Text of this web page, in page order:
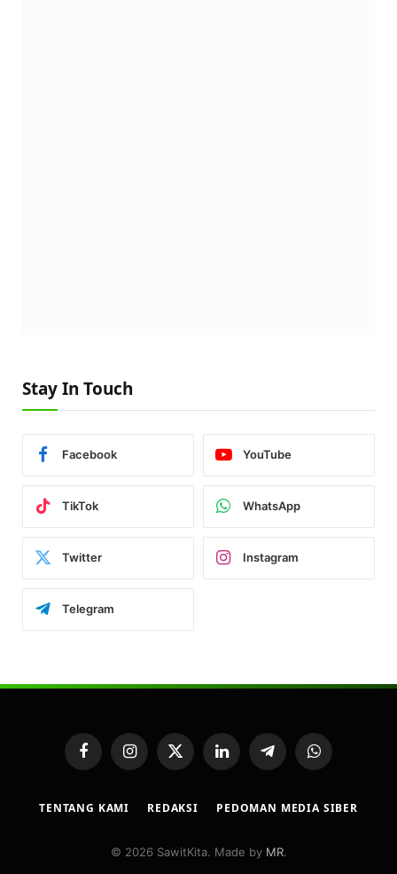
Stay In Touch
Facebook YouTube
TikTok WhatsApp
Twitter Instagram
Telegram
FacebookInstagram
X
(Twitter)
LinkedInTelegramWhatsApp
TENTANG KAMI REDAKSI PEDOMAN MEDIA SIBER
© 2026 SawitKita. Made by MR.